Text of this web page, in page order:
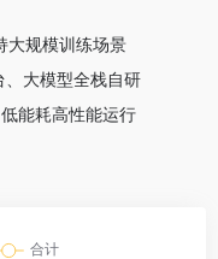
大规模训练场景
大模型全栈自研
能耗高性能运行